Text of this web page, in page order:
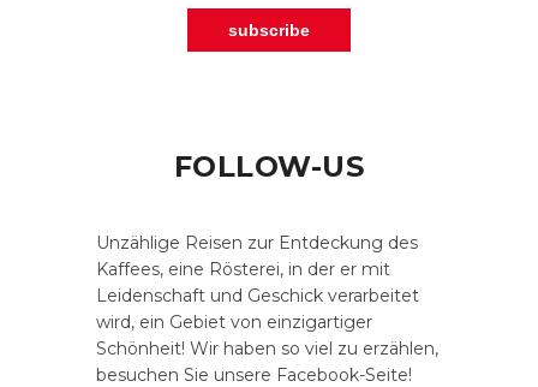
FOLLOW-US
Unzählige Reisen zur Entdeckung des
Kaffees, eine Rösterei, in der er mit
Leidenschaft und Geschick verarbeitet
wird, ein Gebiet von einzigartiger
Schönheit! Wir haben so viel zu erzählen,
besuchen Sie unsere Facebook-Seite!